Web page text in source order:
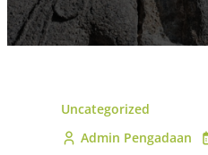
Uncategorized
Admin Pengadaan